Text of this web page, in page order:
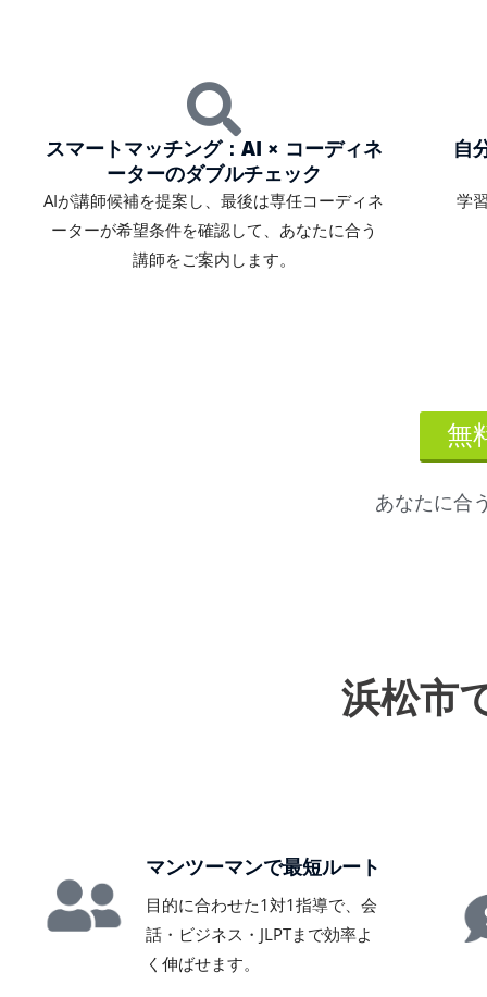
スマートマッチング：AI × コーディネ
ーターのダブルチェック
AIが講師候補を提案し、最後は専任コーディネ
ーターが希望条件を確認して、あなたに合う
講師をご案内します。
自
学
無
あなたに合
浜松市
マンツーマンで最短ルート
目的に合わせた1対1指導で、会
話・ビジネス・JLPTまで効率よ
く伸ばせます。